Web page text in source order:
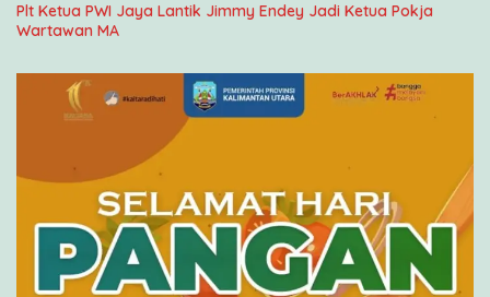
Plt Ketua PWI Jaya Lantik Jimmy Endey Jadi Ketua Pokja
Wartawan MA